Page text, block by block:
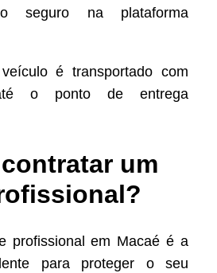
seguro na plataforma
é transportado com
o ponto de entrega
um
profissional em Macaé é a
para proteger o seu